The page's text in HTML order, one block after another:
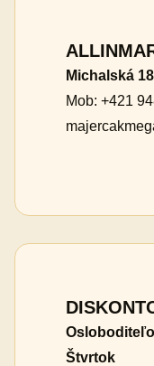
Michalská
Mob: +421
Štvrtok